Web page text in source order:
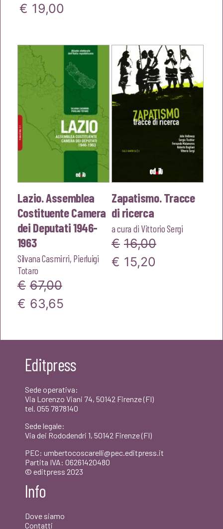
Il
originale
era:
€20,00.
€ 19,00
attuale
è:
€19,00.
€16,00.€15,20.
Lazio. Assemblea
Costituente Camera
dei Deputati 1946-
1963
Silvana Casmirri, Pierluigi
Totaro
€ 67,00
Il
originale
era:
€67,00.
€ 63,65Il
attuale
Zapatismo. Tracce
di ricerca
a cura di Vittorio Sergi
€ 16,00
Il
€ 15,20
Editpress
Sede operativa:
Via Lorenzo Viani 74, 50142 Firenze (FI)
tel. 055 7878140
Sede legale:
Via dei Rododendri 1, 50142 Firenze (FI)
PEC: umbertocoscarelli@pec.editpress.it
Partita IVA: 06261420480
© editpress 2023
Info
Dove siamo
Contatti